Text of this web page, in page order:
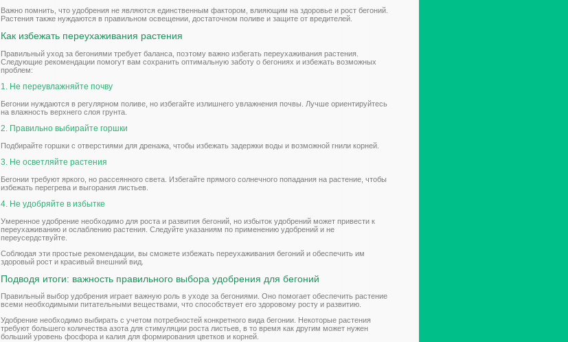
Важно помнить, что удобрения не являются единственным фактором, влияющим на здоровье и рост бегоний.
Растения также нуждаются в правильном освещении, достаточном поливе и защите от вредителей.
Как избежать переухаживания растения
Правильный уход за бегониями требует баланса, поэтому важно избегать переухаживания растения.
Следующие рекомендации помогут вам сохранить оптимальную заботу о бегониях и избежать возможных
проблем:
1. Не переувлажняйте почву
Бегонии нуждаются в регулярном поливе, но избегайте излишнего увлажнения почвы. Лучше ориентируйтесь
на влажность верхнего слоя грунта.
2. Правильно выбирайте горшки
Подбирайте горшки с отверстиями для дренажа, чтобы избежать задержки воды и возможной гнили корней.
3. Не осветляйте растения
Бегонии требуют яркого, но рассеянного света. Избегайте прямого солнечного попадания на растение, чтобы
избежать перегрева и выгорания листьев.
4. Не удобряйте в избытке
Умеренное удобрение необходимо для роста и развития бегоний, но избыток удобрений может привести к
переухаживанию и ослаблению растения. Следуйте указаниям по применению удобрений и не
переусердствуйте.
Соблюдая эти простые рекомендации, вы сможете избежать переухаживания бегоний и обеспечить им
здоровый рост и красивый внешний вид.
Подводя итоги: важность правильного выбора удобрения для бегоний
Правильный выбор удобрения играет важную роль в уходе за бегониями. Оно помогает обеспечить растение
всеми необходимыми питательными веществами, что способствует его здоровому росту и развитию.
Удобрение необходимо выбирать с учетом потребностей конкретного вида бегонии. Некоторые растения
требуют большего количества азота для стимуляции роста листьев, в то время как другим может нужен
больший уровень фосфора и калия для формирования цветков и корней.